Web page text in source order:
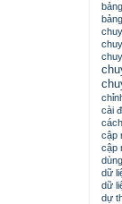
cài
cập
cập
dữ
dữ
dự